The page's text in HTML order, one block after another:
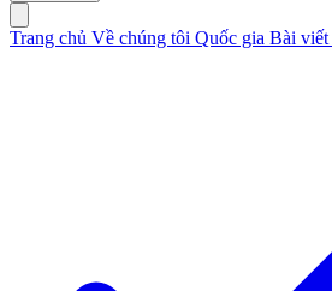
Trang chủ Về chúng tôi Quốc gia Bài viết